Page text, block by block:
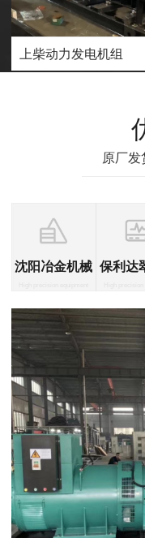
上柴动力发电机组
原厂发
沈阳冶金机械 保利达